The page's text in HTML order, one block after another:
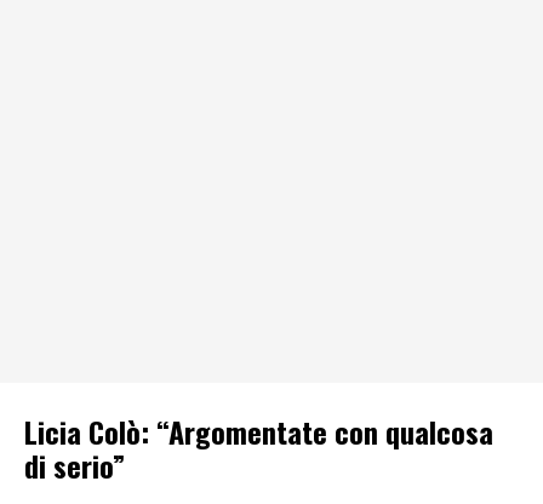
Licia Colò: “Argomentate con qualcosa
di serio”